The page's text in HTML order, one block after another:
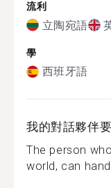
流利
立陶宛語
學
西班牙語
我的對話夥伴要
The person
world, can